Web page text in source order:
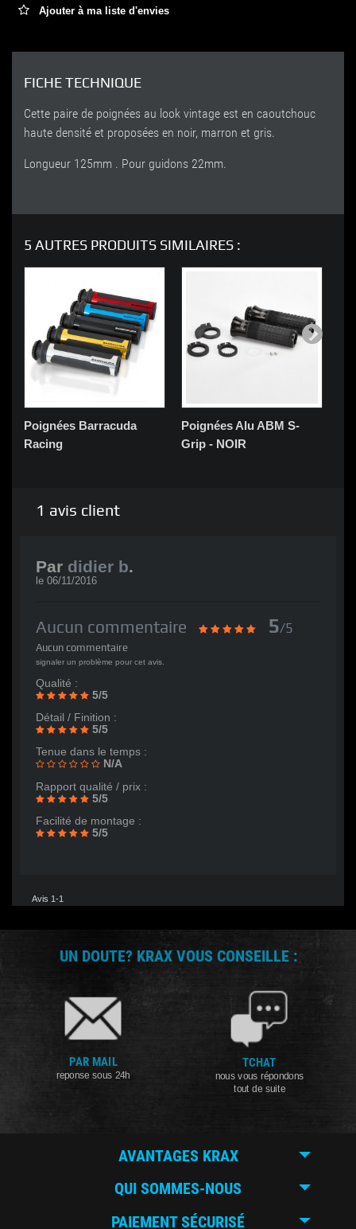
Ajouter à ma liste d'envies
FICHE TECHNIQUE
Cette paire de poignées au look vintage est en caoutchouc
haute densité et proposées en noir, marron et gris.
Longueur 125mm . Pour guidons 22mm.
5 AUTRES PRODUITS SIMILAIRES :
Poignées Barracuda
Racing
Poignées Alu ABM S-
Grip - NOIR
1 avis client
Par didier b.
le 06/11/2016
Aucun commentaire 5/5
Aucun commentaire
signaler un problème pour cet avis.
Qualité :
5/5
Détail / Finition :
5/5
Tenue dans le temps :
N/A
Rapport qualité / prix :
5/5
Facilité de montage :
5/5
Avis 1-1
UN DOUTE? KRAX VOUS CONSEILLE :
PAR MAIL
reponse sous 24h
TCHAT
nous vous répondons
tout de suite
AVANTAGES KRAX
QUI SOMMES-NOUS
PAIEMENT SÉCURISÉ